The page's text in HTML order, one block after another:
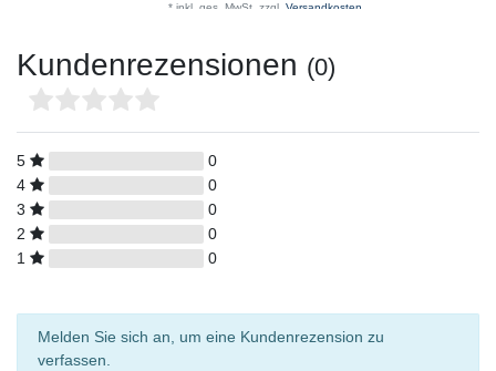
* inkl. ges. MwSt. zzgl. Versandkosten
Kundenrezensionen (0)
5
0
4
0
3
0
2
0
1
0
Melden Sie sich an, um eine Kundenrezension zu
verfassen.